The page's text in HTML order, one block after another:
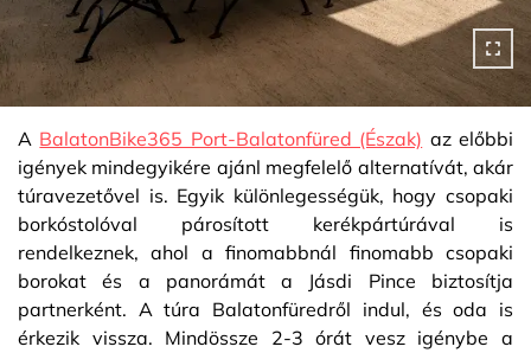
A BalatonBike365 Port-Balatonfüred (Észak) az előbbi
igények mindegyikére ajánl megfelelő alternatívát, akár
túravezetővel is. Egyik különlegességük, hogy csopaki
borkóstolóval párosított kerékpártúrával is
rendelkeznek, ahol a finomabbnál finomabb csopaki
borokat és a panorámát a Jásdi Pince biztosítja
partnerként. A túra Balatonfüredről indul, és oda is
érkezik vissza. Mindössze 2-3 órát vesz igénybe a